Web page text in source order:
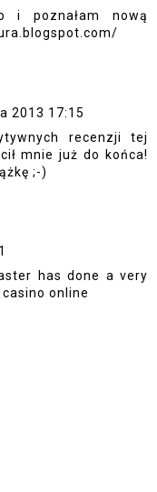
i poznałam nową
2013 17:15
recenzji tej
mnie już do końca!
;-)
has done a very
casino online